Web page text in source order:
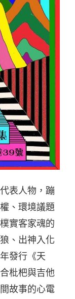
表人物，蹦
、環境議題
實客家魂的
、出神入化
發行《天
枇杷與吉他
故事的心電